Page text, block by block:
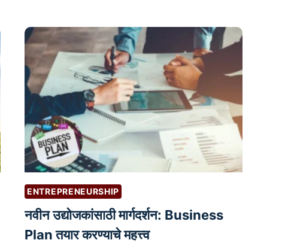
O
N
व
र
वि
क
सा
ठी
फा
य
दे
ENTREPRENEURSHIP
नवीन उद्योजकांसाठी मार्गदर्शन: Business
Plan तयार करण्याचे महत्त्व